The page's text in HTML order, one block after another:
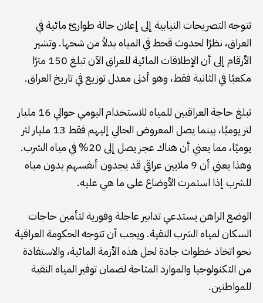
تتوجه التصريحات النيابية إلى إعلان حالة طوارئ مائية في
العراق، نظرًا لحدوث قحط في المياه بدلاً من شحها. وتشير
الأرقام إلى أن الإطلاقات المائية للعراق الآن تبلغ 150 مترًا
مكعبًا في الثانية فقط، وهو أدنى معدل توزيع في تاريخ العراق.
تبلغ حاجة العراقيين للمياه للاستخدام اليومي حوالي 16 مليار
لتر يوميًا، بينما يصل المعروض الحالي إليهم فقط 13 مليار لتر
يوميًا، مما يعني أن هناك عجز يصل إلى 20% في مياه الشرب.
وهذا يعني أن 9 ملايين عراقي قد يجدون أنفسهم بدون مياه
للشرب إذا استمرت الأوضاع على ما هي عليه.
الوضع الراهن يستدعي تدابير عاجلة وفورية لتأمين حاجات
السكان لمياه الشرب النقية. ويجب أن تتوجه الحكومة العراقية
نحو اتخاذ خطوات جادة لحل هذه الأزمة المائية، والاستفادة
من التكنولوجيا والموارد المتاحة لضمان توفير المياه النقية
للمواطنين.